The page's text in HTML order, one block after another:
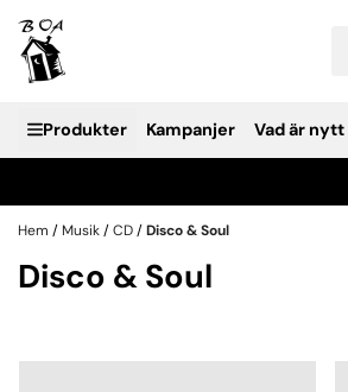
Hoppa till innehåll
Produkter Kampanjer Vad är nytt
Hem / Musik/CD/Disco & Soul
Disco & Soul